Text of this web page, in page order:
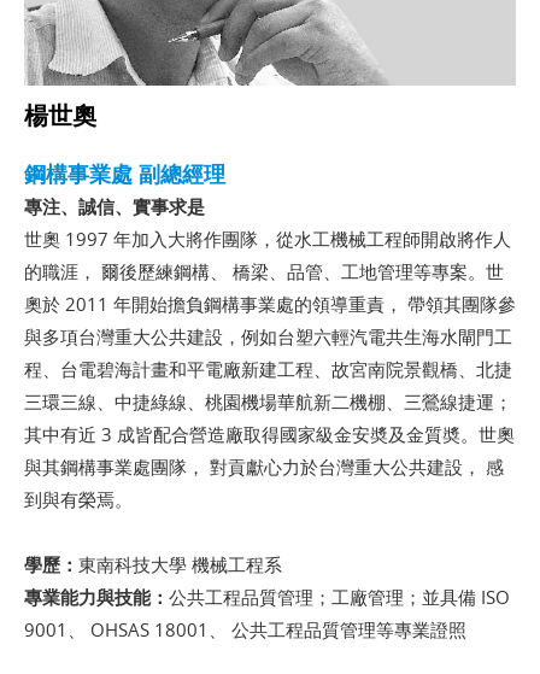
楊世奧
鋼構事業處 副總經理
專注、誠信、實事求是
世奧 1997 年加入大將作團隊，從水工機械工程師開啟將作人
的職涯， 爾後歷練鋼構、 橋梁、品管、工地管理等專案。世
奧於 2011 年開始擔負鋼構事業處的領導重責， 帶領其團隊參
與多項台灣重大公共建設，例如台塑六輕汽電共生海水閘門工
程、台電碧海計畫和平電廠新建工程、故宮南院景觀橋、北捷
三環三線、中捷綠線、桃園機場華航新二機棚、三鶯線捷運；
其中有近 3 成皆配合營造廠取得國家級金安奬及金質奬。世奧
與其鋼構事業處團隊， 對貢獻心力於台灣重大公共建設， 感
到與有榮焉。
學歷： 東南科技大學 機械工程系
專業能力與技能： 公共工程品質管理；工廠管理；並具備 ISO
9001、 OHSAS 18001、 公共工程品質管理等專業證照